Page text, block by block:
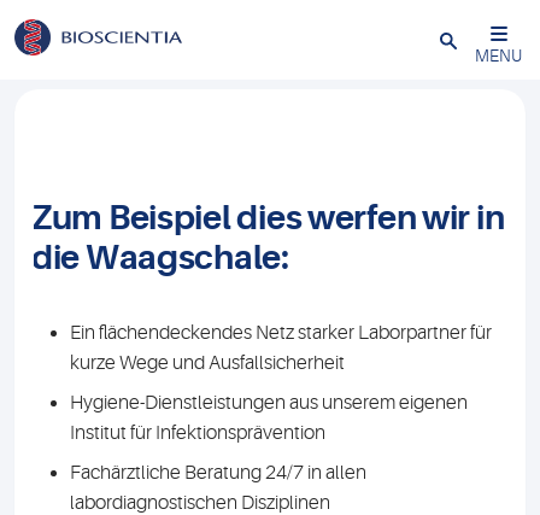
Close
MENU
Zum Beispiel dies werfen wir in
die Waagschale:
Ein flächendeckendes Netz starker Laborpartner für
kurze Wege und Ausfallsicherheit
Hygiene-Dienstleistungen aus unserem eigenen
Institut für Infektionsprävention
Fachärztliche Beratung 24/7 in allen
labordiagnostischen Disziplinen